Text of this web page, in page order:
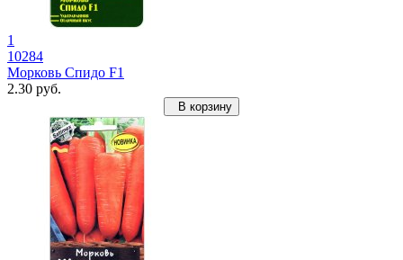
1
10284
Морковь Спидо F1
2.30 руб.
В корзину